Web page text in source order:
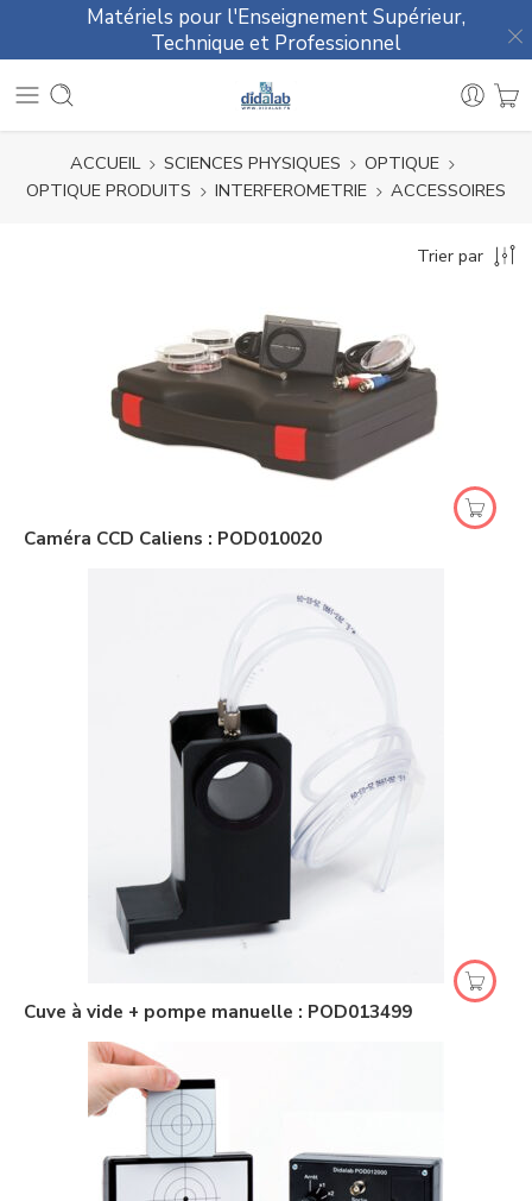
Matériels pour l'Enseignement Supérieur,
Technique et Professionnel
ACCUEIL SCIENCES PHYSIQUES
OPTIQUE
OPTIQUE PRODUITS
INTERFEROMETRIE ACCESSOIRES
Trier par
Caméra CCD Caliens : POD010020
Cuve à vide + pompe manuelle : POD013499